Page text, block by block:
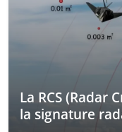
La RCS (Radar
la signature